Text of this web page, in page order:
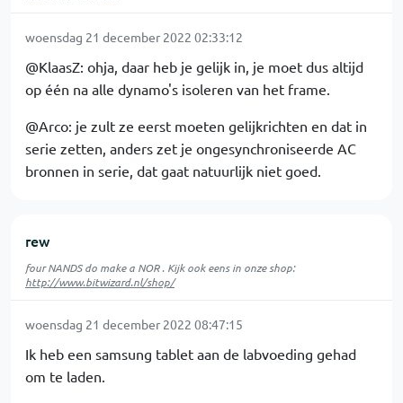
woensdag 21 december 2022 02:33:12
@KlaasZ: ohja, daar heb je gelijk in, je moet dus altijd
op één na alle dynamo's isoleren van het frame.
@Arco: je zult ze eerst moeten gelijkrichten en dat in
serie zetten, anders zet je ongesynchroniseerde AC
bronnen in serie, dat gaat natuurlijk niet goed.
rew
four NANDS do make a NOR . Kijk ook eens in onze shop:
http://www.bitwizard.nl/shop/
woensdag 21 december 2022 08:47:15
Ik heb een samsung tablet aan de labvoeding gehad
om te laden.